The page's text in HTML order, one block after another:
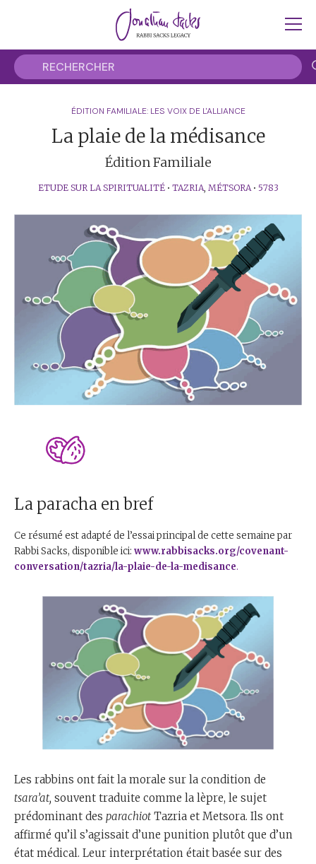
ÉDITION FAMILIALE: LES VOIX DE L'ALLIANCE
La plaie de la médisance
Édition Familiale
ETUDE SUR LA SPIRITUALITÉ• TAZRIA, MÉTSORA• 5783
La paracha en bref
Ce résumé est adapté de l’essai principal de cette semaine par
Rabbi Sacks, disponible ici: www.rabbisacks.org/covenant-
conversation/tazria/la-plaie-de-la-medisance.
Les rabbins ont fait la morale sur la condition de
tsara’at, souvent traduite comme la lèpre, le sujet
prédominant des parachiot Tazria et Metsora. Ils ont
affirmé qu’il s’agissait d’une punition plutôt que d’un
état médical. Leur interprétation était basée sur des